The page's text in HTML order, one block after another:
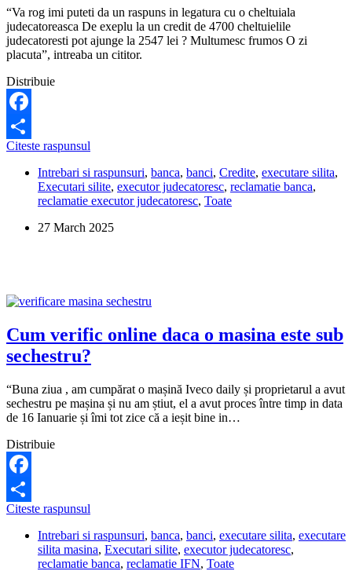
“Va rog imi puteti da un raspuns in legatura cu o cheltuiala
judecatoreasca De exeplu la un credit de 4700 cheltuielile
judecatoresti pot ajunge la 2547 lei ? Multumesc frumos O zi
placuta”, intreaba un cititor.
Distribuie
Facebook
Share
Citeste raspunsul
mari
pot
fi
judecatoresti
Intrebari si raspunsuri, banca, banci, Credite, executare silita,
Executari silite, executor judecatoresc, reclamatie banca,
reclamatie executor judecatoresc, Toate
27 March 2025
Cum verific online daca o masina este sub
sechestru?
“Buna ziua , am cumpărat o mașină Iveco daily și proprietarul a avut
sechestru pe mașina și nu am știut, el a avut proces între timp in data
de 16 Ianuarie și îmi tot zice că a ieșit bine in…
Distribuie
Facebook
Share
Citeste raspunsul
online
daca
o
Intrebari si raspunsuri, banca, banci, executare silita, executare
silita masina, Executari silite, executor judecatoresc,
reclamatie banca, reclamatie IFN, Toate